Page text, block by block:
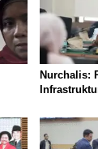
Nurchalis: